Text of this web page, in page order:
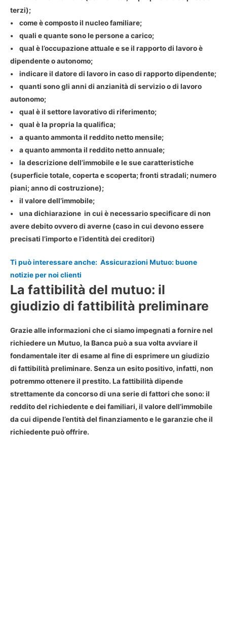
terzi);
• come è composto il nucleo familiare;
• quali e quante sono le persone a carico;
• qual è l’occupazione attuale e se il rapporto di lavoro è
dipendente o autonomo;
• indicare il datore di lavoro in caso di rapporto dipendente;
• quanti sono gli anni di anzianità di servizio o di lavoro
autonomo;
• qual è il settore lavorativo di riferimento;
• qual è la propria la qualifica;
• a quanto ammonta il reddito netto mensile;
• a quanto ammonta il reddito netto annuale;
• la descrizione dell’immobile e le sue caratteristiche
(superficie totale, coperta e scoperta; fronti stradali; numero
piani; anno di costruzione);
• il valore dell’immobile;
• una dichiarazione in cui è necessario specificare di non
avere debito ovvero di averne (caso in cui devono essere
precisati l’importo e l’identità dei creditori)
Ti può interessare anche: Assicurazioni Mutuo: buone
notizie per noi clienti
La fattibilità del mutuo: il
giudizio di fattibilità preliminare
Grazie alle informazioni che ci siamo impegnati a fornire nel
richiedere un Mutuo, la Banca può a sua volta avviare il
fondamentale iter di esame al fine di esprimere un giudizio
di fattibilità preliminare. Senza un esito positivo, infatti, non
potremmo ottenere il prestito. La fattibilità dipende
strettamente da concorso di una serie di fattori che sono: il
reddito del richiedente e dei familiari, il valore dell’immobile
da cui dipende l’entità del finanziamento e le garanzie che il
richiedente può offrire.